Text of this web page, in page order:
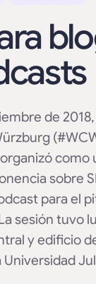
de
como
sobre
para el
sesión tuvo
y edificio
Universidad